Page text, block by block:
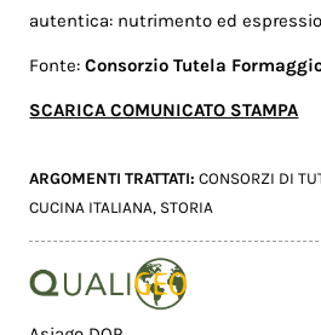
autentica: nutrimento ed
Fonte:Consorzio Tutela
SCARICA COMUNICATO STAMPA
ARGOMENTI TRATTATI:CONSORZI DI
CUCINA ITALIANA, STORIA